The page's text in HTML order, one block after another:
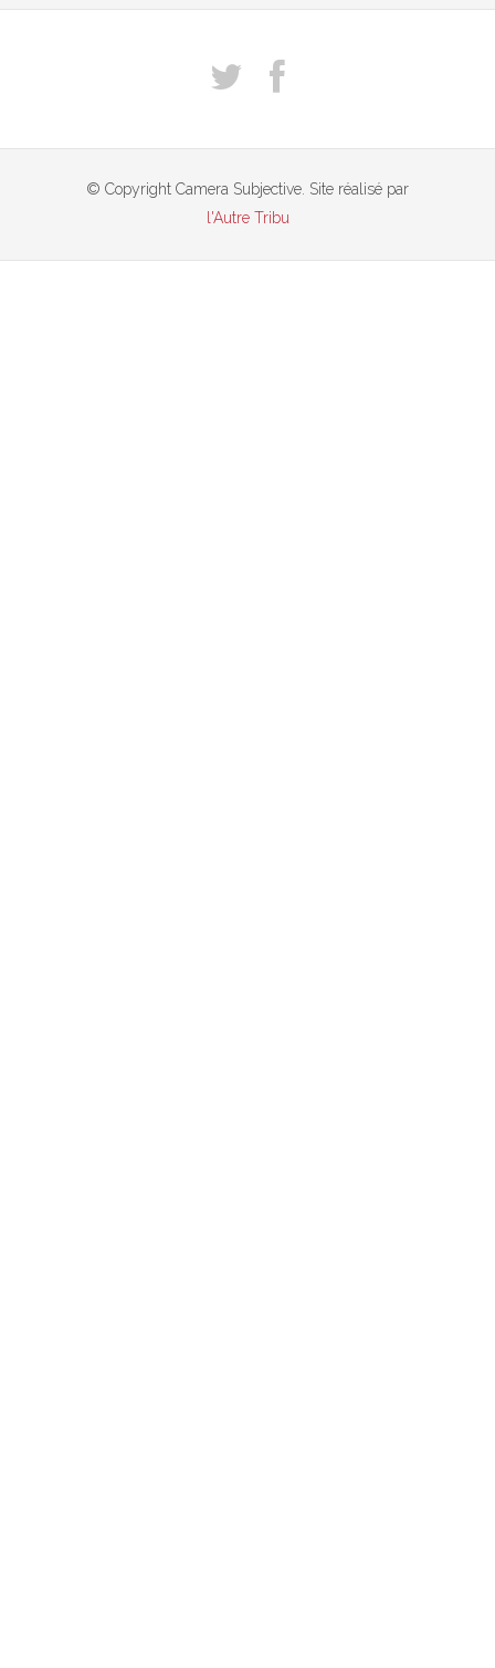
© Copyright Camera Subjective. Site réalisé par
l'Autre Tribu